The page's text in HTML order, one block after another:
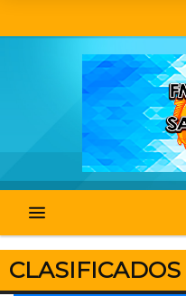
CLASIFICADOS